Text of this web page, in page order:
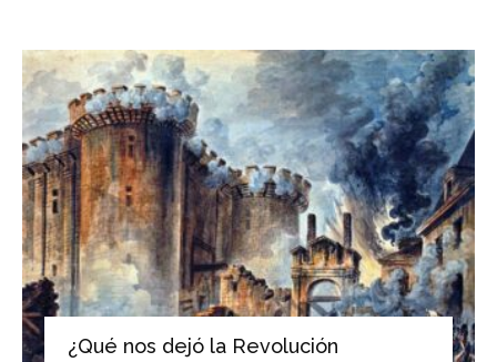
¿Qué nos dejó la Revolución